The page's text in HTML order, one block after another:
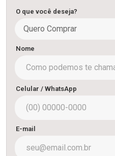
O que você deseja?
Quero Comprar
Nome
Celular / WhatsApp
E-mail